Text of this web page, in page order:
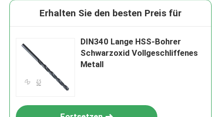
Erhalten Sie den besten Preis für
DIN340 Lange HSS-Bohrer
Schwarzoxid Vollgeschliffenes
Metall